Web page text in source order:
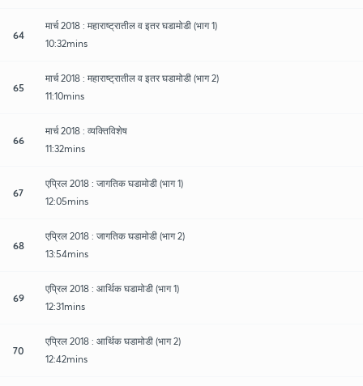
64
मार्च 2018 : महाराष्ट्रातील व इतर घडामोडी (भाग 1)
10:32mins
65
मार्च 2018 : महाराष्ट्रातील व इतर घडामोडी (भाग 2)
11:10mins
66
मार्च 2018 : व्यक्तिविशेष
11:32mins
67
एप्रिल 2018 : जागतिक घडामोडी (भाग 1)
12:05mins
68
एप्रिल 2018 : जागतिक घडामोडी (भाग 2)
13:54mins
69
एप्रिल 2018 : आर्थिक घडामोडी (भाग 1)
12:31mins
70
एप्रिल 2018 : आर्थिक घडामोडी (भाग 2)
12:42mins